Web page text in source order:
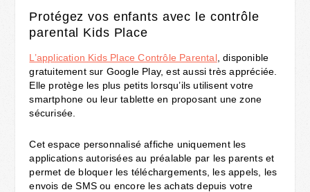
Protégez vos enfants avec le contrôle
parental Kids Place
L’application Kids Place Contrôle Parental, disponible
gratuitement sur Google Play, est aussi très appréciée.
Elle protège les plus petits lorsqu’ils utilisent votre
smartphone ou leur tablette en proposant une zone
sécurisée.
Cet espace personnalisé affiche uniquement les
applications autorisées au préalable par les parents et
permet de bloquer les téléchargements, les appels, les
envois de SMS ou encore les achats depuis votre